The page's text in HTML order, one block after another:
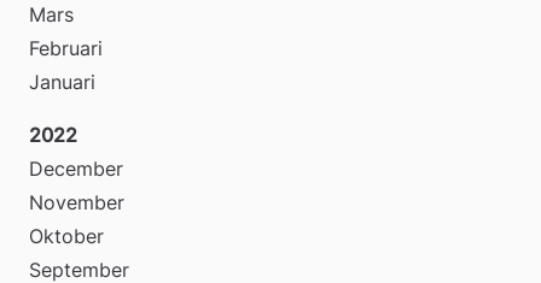
Mars
Februari
Januari
2022
December
November
Oktober
September